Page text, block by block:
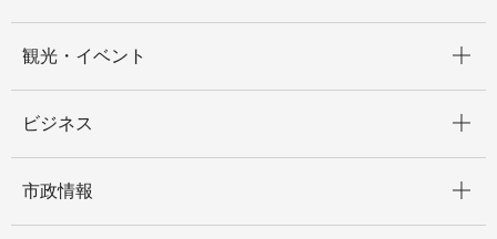
観光・イベント
ビジネス
市政情報